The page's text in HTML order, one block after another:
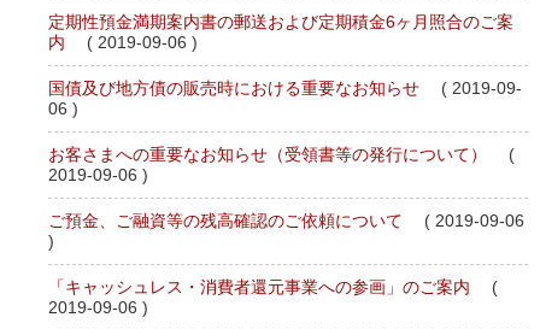
定期性預金満期案内書の郵送および定期積金6ヶ月照合のご案
内
( 2019-09-06 )
国債及び地方債の販売時における重要なお知らせ
( 2019-09-
06 )
お客さまへの重要なお知らせ（受領書等の発行について）
(
2019-09-06 )
ご預金、ご融資等の残高確認のご依頼について
( 2019-09-06
)
「キャッシュレス・消費者還元事業への参画」のご案内
(
2019-09-06 )